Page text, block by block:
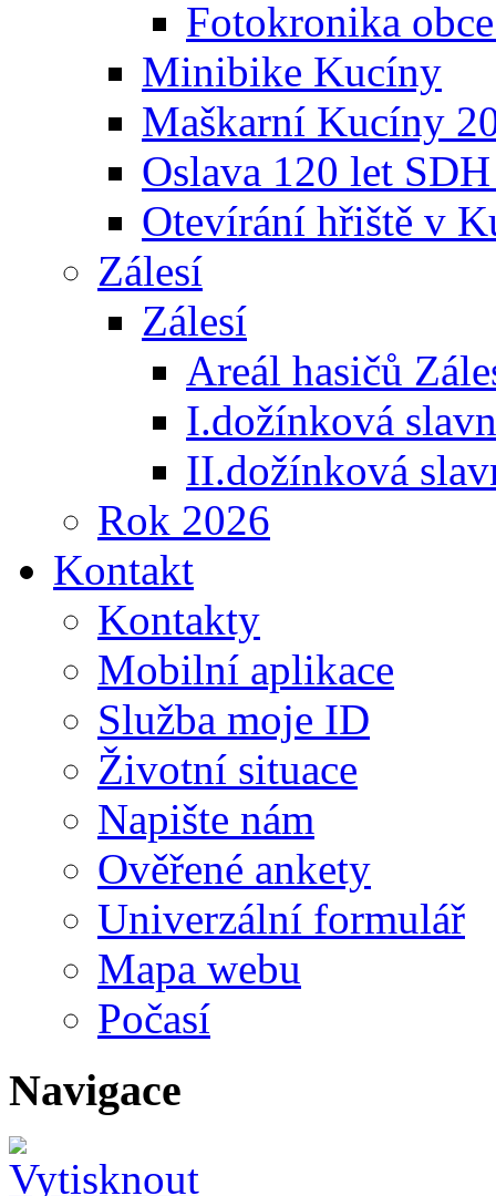
Fotokronika
Minibike Kucíny
Maškarní Kucíny
Oslava 120 let
Otevírání hřiště v
Zálesí
Zálesí
Areál hasičů
I.dožínková
II.dožínková
Rok 2026
Kontakt
Kontakty
Mobilní aplikace
Služba moje ID
Životní situace
Napište nám
Ověřené ankety
Univerzální formulář
Mapa webu
Počasí
Navigace